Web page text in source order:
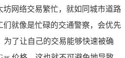
坊网络交易繁忙，就如同城市道路
就像是忙碌的交通警察，会优先
为了让自己的交易能够快速被确